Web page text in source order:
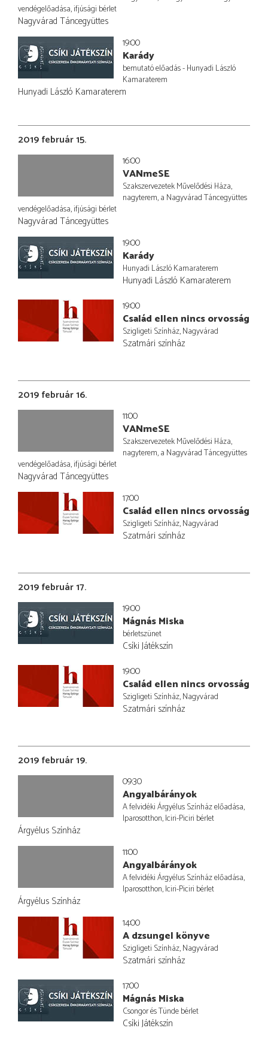
vendégelőadása, ifjúsági bérlet
Nagyvárad Táncegyüttes
19:00
Karády
bemutató előadás - Hunyadi László
Kamaraterem
Hunyadi László Kamaraterem
2019 február 15.
16:00
VANmeSE
Szakszervezetek Művelődési Háza,
nagyterem, a Nagyvárad Táncegyüttes
vendégelőadása, ifjúsági bérlet
Nagyvárad Táncegyüttes
19:00
Karády
Hunyadi László Kamaraterem
Hunyadi László Kamaraterem
19:00
Család ellen nincs orvosság
Szigligeti Színház, Nagyvárad
Szatmári színház
2019 február 16.
11:00
VANmeSE
Szakszervezetek Művelődési Háza,
nagyterem, a Nagyvárad Táncegyüttes
vendégelőadása, ifjúsági bérlet
Nagyvárad Táncegyüttes
17:00
Család ellen nincs orvosság
Szigligeti Színház, Nagyvárad
Szatmári színház
2019 február 17.
19:00
Mágnás Miska
bérletszünet
Csíki Játékszín
19:00
Család ellen nincs orvosság
Szigligeti Színház, Nagyvárad
Szatmári színház
2019 február 19.
09:30
Angyalbárányok
A felvidéki Árgyélus Színház előadása,
Iparosotthon, Iciri-Piciri bérlet
Árgyélus Színház
11:00
Angyalbárányok
A felvidéki Árgyélus Színház előadása,
Iparosotthon, Iciri-Piciri bérlet
Árgyélus Színház
14:00
A dzsungel könyve
Szigligeti Színház, Nagyvárad
Szatmári színház
17:00
Mágnás Miska
Csongor és Tünde bérlet
Csíki Játékszín